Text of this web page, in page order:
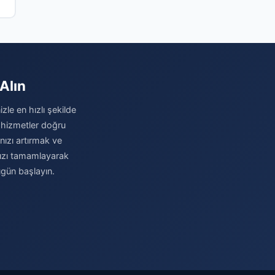
en hızlı şekilde
doğru
artırmak ve
tamamlayarak
başlayın.